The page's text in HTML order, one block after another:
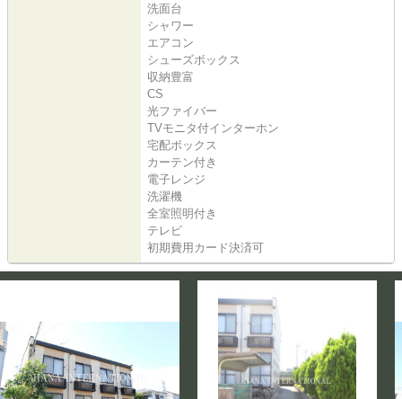
洗面台
シャワー
エアコン
シューズボックス
収納豊富
CS
光ファイバー
TVモニタ付インターホン
宅配ボックス
カーテン付き
電子レンジ
洗濯機
全室照明付き
テレビ
初期費用カード決済可